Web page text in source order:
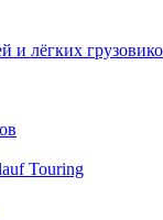
и лёгких
Touring